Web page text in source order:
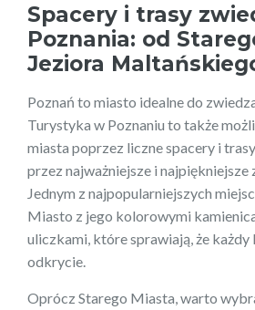
Spacery i trasy
Poznania: od
Jeziora
Poznań to miasto idealne do
Turystyka w Poznaniu to także
miasta poprzez liczne spacery i
przez najważniejsze i najpiękniejsze
Jednym z najpopularniejszych
Miasto z jego kolorowymi
uliczkami, które sprawiają, że
odkrycie.
Oprócz Starego Miasta, warto